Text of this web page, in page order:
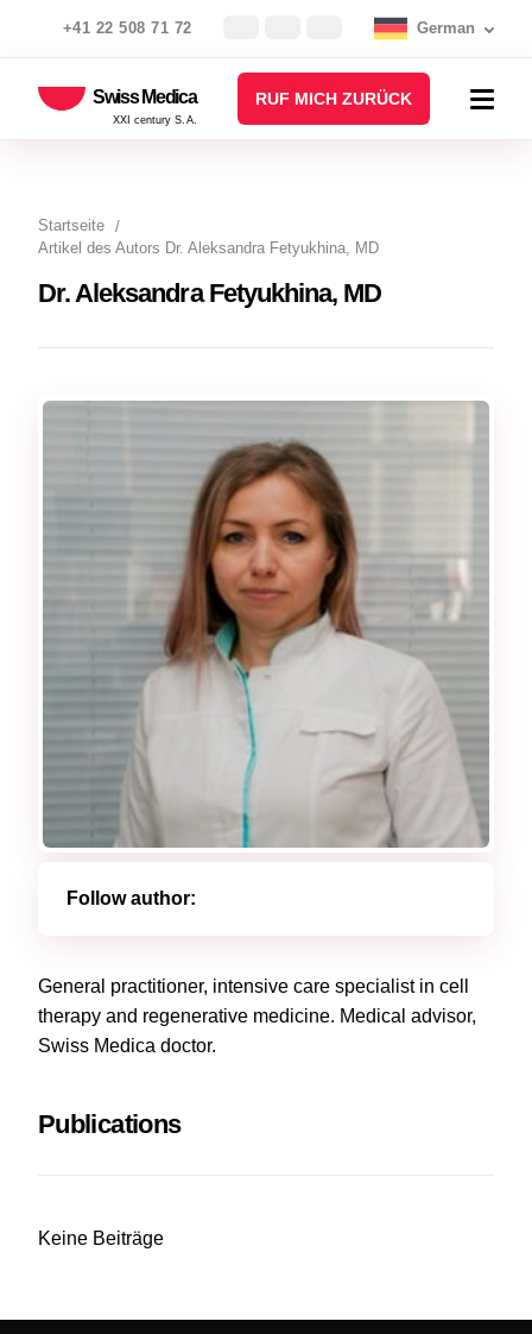
+41 22 508 71 72 German
Swiss Medica
XXI century S.A.
RUF MICH ZURÜCK
Startseite
Artikel des Autors Dr. Aleksandra Fetyukhina, MD
Dr. Aleksandra Fetyukhina, MD
General practitioner, intensive care specialist in cell
therapy and regenerative medicine. Medical advisor,
Swiss Medica doctor.
Follow author:
Publications
Keine Beiträge